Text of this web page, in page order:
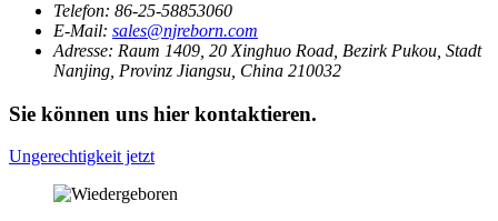
Telefon: 86-25-58853060
E-Mail: sales@njreborn.com
Adresse: Raum 1409, 20 Xinghuo Road, Bezirk Pukou, Stadt
Nanjing, Provinz Jiangsu, China 210032
Sie können uns hier kontaktieren.
Ungerechtigkeit jetzt